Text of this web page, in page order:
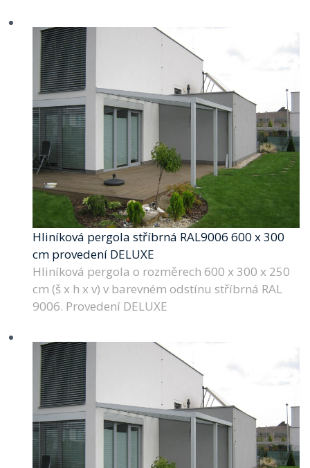
Hliníková pergola stříbrná RAL9006 600 x 300
cm provedení DELUXE
Hliníková pergola o rozměrech 600 x 300 x 250
cm (š x h x v) v barevném odstínu stříbrná RAL
9006. Provedení DELUXE